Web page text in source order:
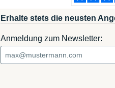
Erhalte stets die neusten
Anmeldung zum Newsletter: